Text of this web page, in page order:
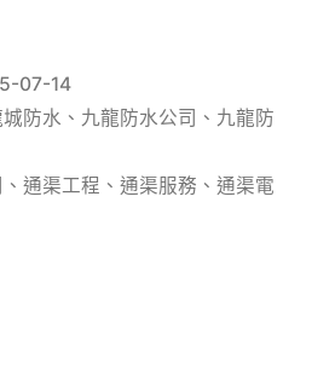
07-14
防水 、 九龍防水公司 、 九龍防
、 通渠工程 、 通渠服務 、 通渠電